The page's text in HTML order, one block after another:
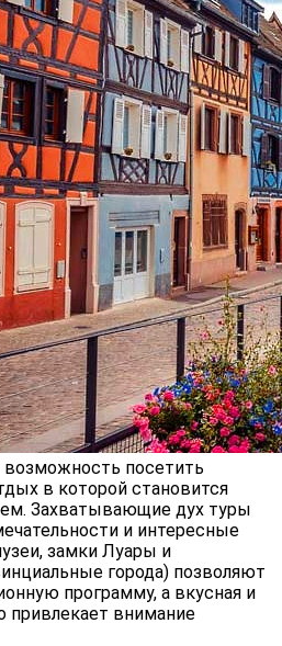
возможность посетить
в которой становится
Захватывающие дух туры
и интересные
замки Луары и
города) позволяют
программу, а вкусная и
привлекает внимание